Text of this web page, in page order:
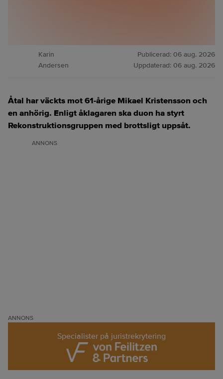
Karin
Andersen
Publicerad: 06 aug. 2026
Uppdaterad: 06 aug. 2026
Åtal har väckts mot 61‑årige Mikael Kristensson och
en anhörig. Enligt åklagaren ska duon ha styrt
Rekonstruktionsgruppen med brottsligt uppsåt.
ANNONS
ANNONS
Specialister på juristrekrytering